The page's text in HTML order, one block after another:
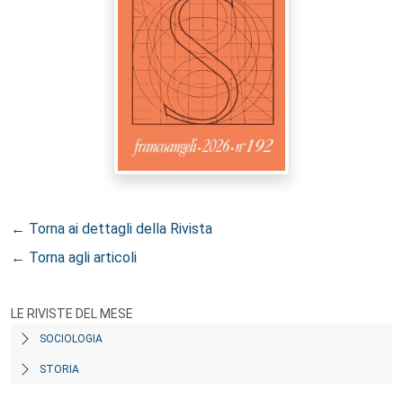
← Torna ai dettagli della Rivista
← Torna agli articoli
LE RIVISTE DEL MESE
SOCIOLOGIA
STORIA